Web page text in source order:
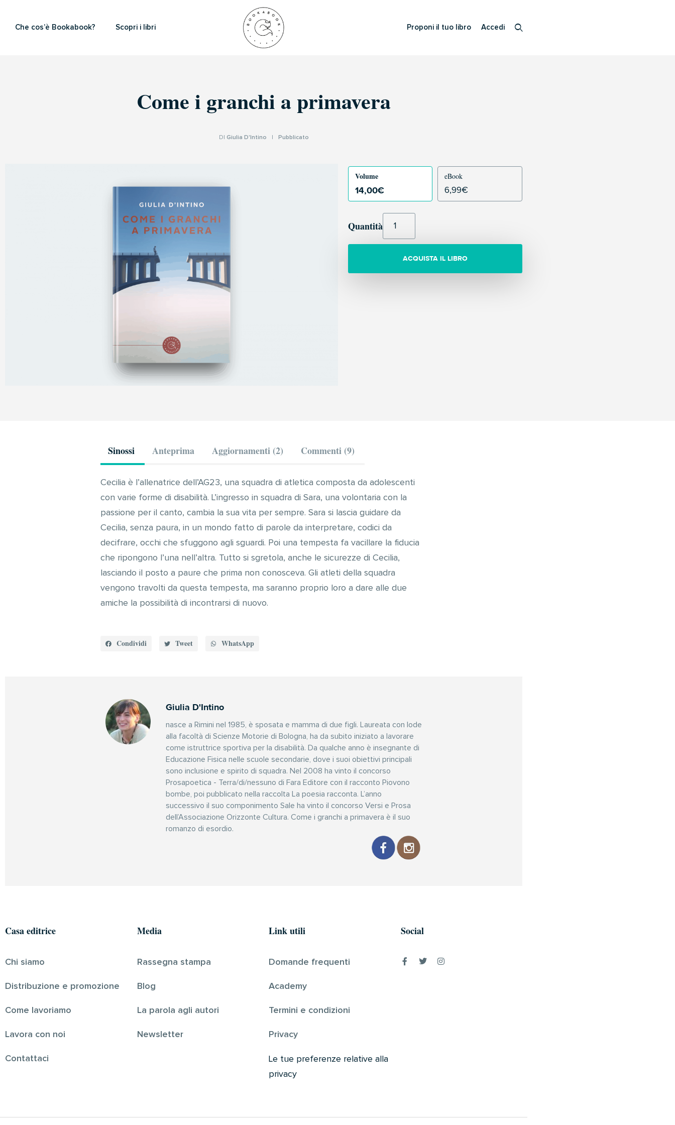
Che cos’è Bookabook? Scopri i libri Proponi il tuo libro Accedi
Come i granchi a primavera
DI Giulia D'Intino Pubblicato
Volume
14,00€
eBook
6,99€
Quantità
ACQUISTA IL LIBRO
Sinossi Anteprima Aggiornamenti (2) Commenti (9)
Cecilia è l’allenatrice dell’AG23, una squadra di atletica composta da adolescenti
con varie forme di disabilità. L’ingresso in squadra di Sara, una volontaria con la
passione per il canto, cambia la sua vita per sempre. Sara si lascia guidare da
Cecilia, senza paura, in un mondo fatto di parole da interpretare, codici da
decifrare, occhi che sfuggono agli sguardi. Poi una tempesta fa vacillare la fiducia
che ripongono l’una nell’altra. Tutto si sgretola, anche le sicurezze di Cecilia,
lasciando il posto a paure che prima non conosceva. Gli atleti della squadra
vengono travolti da questa tempesta, ma saranno proprio loro a dare alle due
amiche la possibilità di incontrarsi di nuovo.
Condividi Tweet WhatsApp
Giulia D'Intino
nasce a Rimini nel 1985, è sposata e mamma di due figli. Laureata con lode
alla facoltà di Scienze Motorie di Bologna, ha da subito iniziato a lavorare
come istruttrice sportiva per la disabilità. Da qualche anno è insegnante di
Educazione Fisica nelle scuole secondarie, dove i suoi obiettivi principali
sono inclusione e spirito di squadra. Nel 2008 ha vinto il concorso
Prosapoetica - Terra/di/nessuno di Fara Editore con il racconto Piovono
bombe, poi pubblicato nella raccolta La poesia racconta. L’anno
successivo il suo componimento Sale ha vinto il concorso Versi e Prosa
dell’Associazione Orizzonte Cultura. Come i granchi a primavera è il suo
romanzo di esordio.
Casa editrice
Chi siamo
Distribuzione e promozione
Come lavoriamo
Lavora con noi
Contattaci
Media
Rassegna stampa
Blog
La parola agli autori
Newsletter
Link utili
Domande frequenti
Academy
Termini e condizioni
Privacy
Le tue preferenze relative alla
privacy
Social